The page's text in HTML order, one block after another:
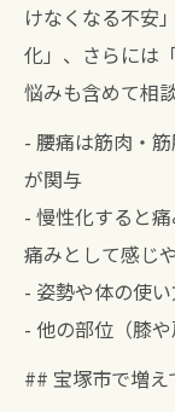
けなくなる不安
化」、さらには
悩みも含めて相
- 腰痛は筋肉・
が関与
- 慢性化すると
痛みとして感じ
- 姿勢や体の使
- 他の部位（膝
## 宝塚市で増